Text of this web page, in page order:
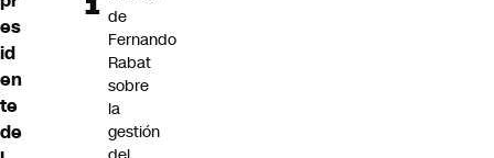
es
id
en
te
de
de
Fernando
Rabat
sobre
la
gestión